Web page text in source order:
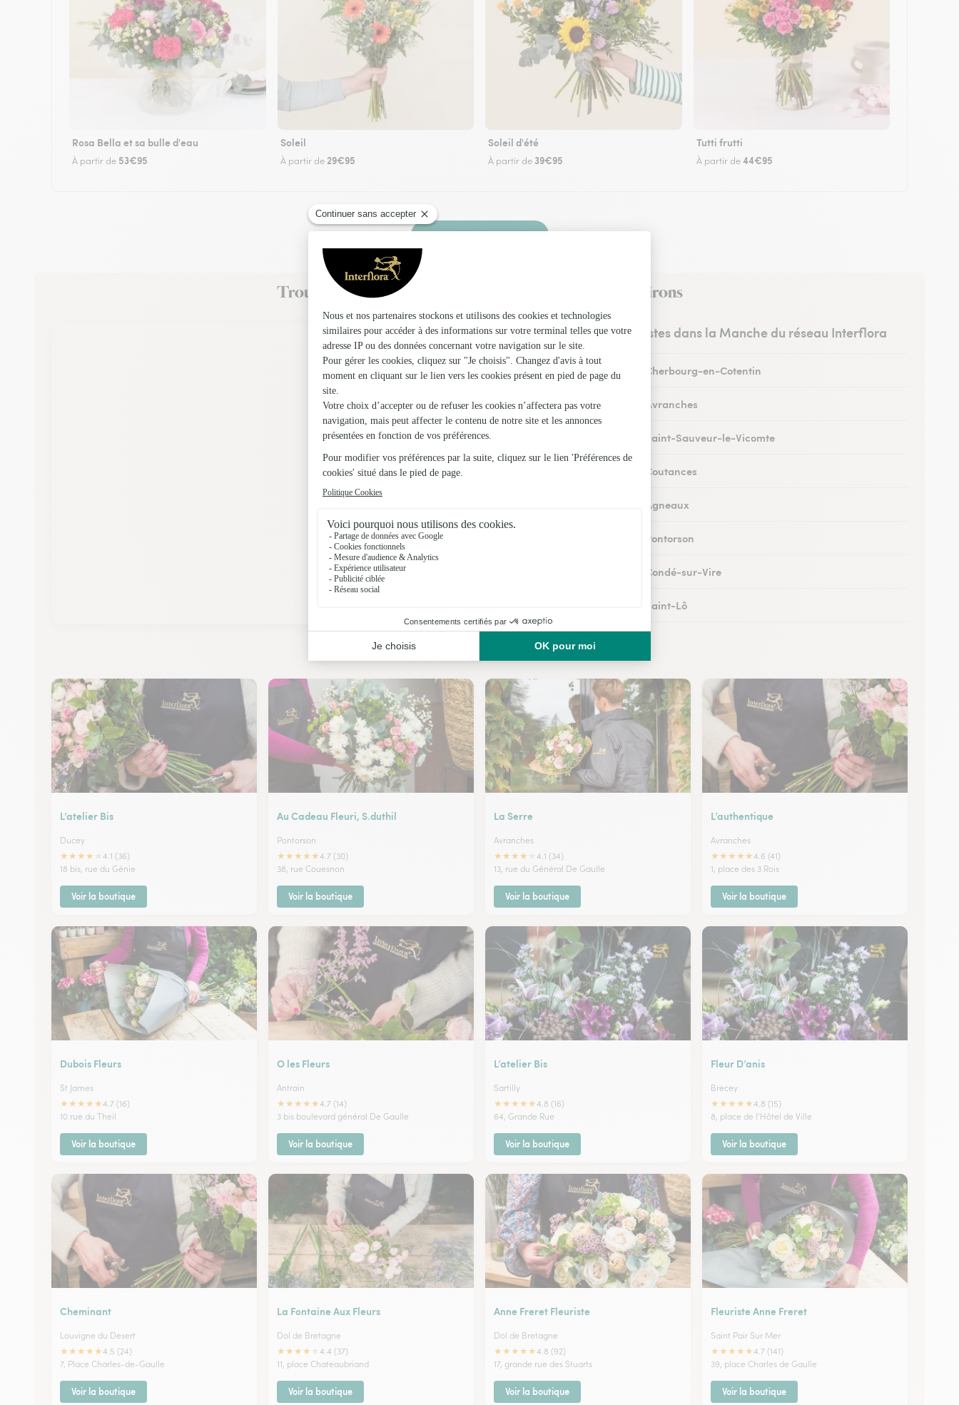
Rosa Bella et sa bulle d'eau
À partir de 53€95
Soleil
À partir de 29€95
Soleil d'été
À partir de 39€95
Tutti frutti
À partir de44€95
Faire livrer des fleurs
Trouvez un fleuriste Interflora à Servon et dans ses environs
Les fleuristes dans la Manche du réseau Interflora
Fleuristes à Cherbourg-en-Cotentin
Fleuristes à Avranches
Fleuristes à Saint-Sauveur-le-Vicomte
Fleuristes à Coutances
Fleuristes à Agneaux
Fleuristes à Pontorson
Fleuristes à Condé-sur-Vire
Fleuristes à Saint-Lô
Nos fleuristes à Servon
L’atelier Bis
Ducey
★★★★
4.1 (36)
18 bis, rue du Génie
Voir la boutique
Au Cadeau Fleuri, S.duthil
Pontorson
★★★★★4.7 (30)
38, rue Couesnon
Voir la boutique
La Serre
Avranches
★★★★
4.1 (34)
13, rue du Général De Gaulle
Voir la boutique
L’authentique
Avranches
★★★★★4.6 (41)
1, place des 3 Rois
Voir la boutique
Dubois Fleurs
St James
★★★★★4.7 (16)
10 rue du Theil
Voir la boutique
O les Fleurs
Antrain
★★★★★4.7 (14)
3 bis boulevard général De Gaulle
Voir la boutique
L’atelier Bis
Sartilly
★★★★★4.8 (16)
64, Grande Rue
Voir la boutique
Fleur D’anis
Brecey
★★★★★4.8 (15)
8, place de l'Hôtel de Ville
Voir la boutique
Cheminant
Louvigne du Desert
★★★★★4.5 (24)
7, Place Charles-de-Gaulle
Voir la boutique
La Fontaine Aux Fleurs
Dol de Bretagne
★★★★
4.4 (37)
11, place Chateaubriand
Voir la boutique
Anne Freret Fleuriste
Dol de Bretagne
★★★★★4.8 (92)
17, grande rue des Stuarts
Voir la boutique
Fleuriste Anne Freret
Saint Pair Sur Mer
★★★★★4.7 (141)
39, place Charles de Gaulle
Voir la boutique